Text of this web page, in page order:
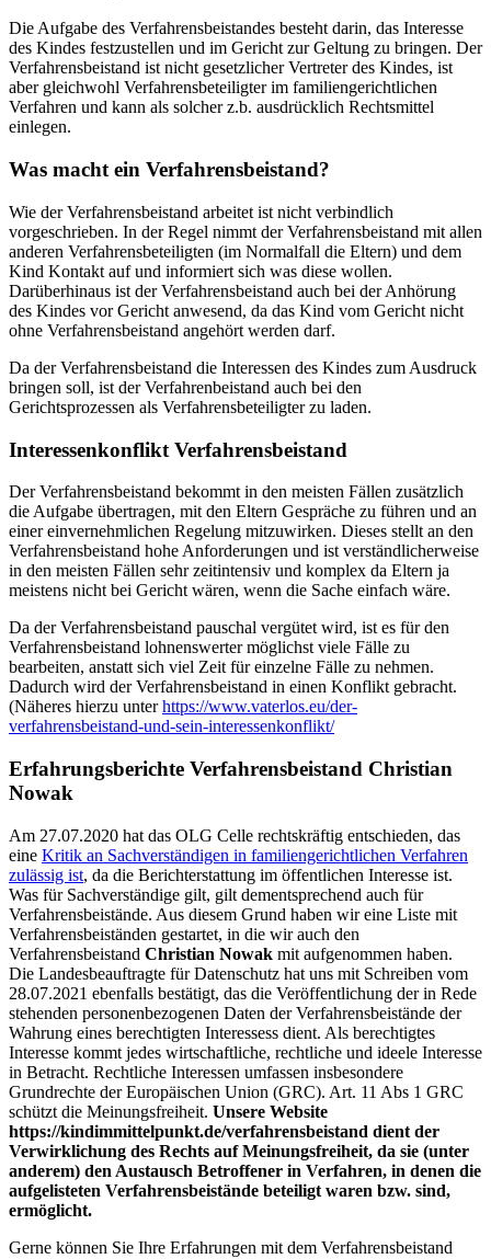
Die Aufgabe des Verfahrensbeistandes besteht darin, das Interesse
des Kindes festzustellen und im Gericht zur Geltung zu bringen. Der
Verfahrensbeistand ist nicht gesetzlicher Vertreter des Kindes, ist
aber gleichwohl Verfahrensbeteiligter im familiengerichtlichen
Verfahren und kann als solcher z.b. ausdrücklich Rechtsmittel
einlegen.
Was macht ein Verfahrensbeistand?
Wie der Verfahrensbeistand arbeitet ist nicht verbindlich
vorgeschrieben. In der Regel nimmt der Verfahrensbeistand mit allen
anderen Verfahrensbeteiligten (im Normalfall die Eltern) und dem
Kind Kontakt auf und informiert sich was diese wollen.
Darüberhinaus ist der Verfahrensbeistand auch bei der Anhörung
des Kindes vor Gericht anwesend, da das Kind vom Gericht nicht
ohne Verfahrensbeistand angehört werden darf.
Da der Verfahrensbeistand die Interessen des Kindes zum Ausdruck
bringen soll, ist der Verfahrenbeistand auch bei den
Gerichtsprozessen als Verfahrensbeteiligter zu laden.
Interessenkonflikt Verfahrensbeistand
Der Verfahrensbeistand bekommt in den meisten Fällen zusätzlich
die Aufgabe übertragen, mit den Eltern Gespräche zu führen und an
einer einvernehmlichen Regelung mitzuwirken. Dieses stellt an den
Verfahrensbeistand hohe Anforderungen und ist verständlicherweise
in den meisten Fällen sehr zeitintensiv und komplex da Eltern ja
meistens nicht bei Gericht wären, wenn die Sache einfach wäre.
Da der Verfahrensbeistand pauschal vergütet wird, ist es für den
Verfahrensbeistand lohnenswerter möglichst viele Fälle zu
bearbeiten, anstatt sich viel Zeit für einzelne Fälle zu nehmen.
Dadurch wird der Verfahrensbeistand in einen Konflikt gebracht.
(Näheres hierzu unterhttps://www.vaterlos.eu/der-
verfahrensbeistand-und-sein-interessenkonflikt/
Erfahrungsberichte Verfahrensbeistand Christian
Nowak
Am 27.07.2020 hat das OLG Celle rechtskräftig entschieden, das
eine Kritik an Sachverständigen in familiengerichtlichen Verfahren
zulässig ist, da die Berichterstattung im öffentlichen Interesse ist.
Was für Sachverständige gilt, gilt dementsprechend auch für
Verfahrensbeistände. Aus diesem Grund haben wir eine Liste mit
Verfahrensbeiständen gestartet, in die wir auch den
Verfahrensbeistand Christian Nowak mit aufgenommen haben.
Die Landesbeauftragte für Datenschutz hat uns mit Schreiben vom
28.07.2021 ebenfalls bestätigt, das die Veröffentlichung der in Rede
stehenden personenbezogenen Daten der Verfahrensbeistände der
Wahrung eines berechtigten Interessess dient. Als berechtigtes
Interesse kommt jedes wirtschaftliche, rechtliche und ideele Interesse
in Betracht. Rechtliche Interessen umfassen insbesondere
Grundrechte der Europäischen Union (GRC). Art. 11 Abs 1 GRC
schützt die Meinungsfreiheit. Unsere Website
https://kindimmittelpunkt.de/verfahrensbeistand dient der
Verwirklichung des Rechts auf Meinungsfreiheit, da sie (unter
anderem) den Austausch Betroffener in Verfahren, in denen die
aufgelisteten Verfahrensbeistände beteiligt waren bzw. sind,
ermöglicht.
Gerne können Sie Ihre Erfahrungen mit dem Verfahrensbeistand